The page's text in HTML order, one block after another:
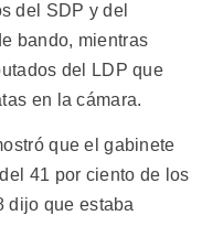
del SDP y del
bando, mientras
del LDP que
en la cámara.
que el gabinete
41 por ciento de los
dijo que estaba